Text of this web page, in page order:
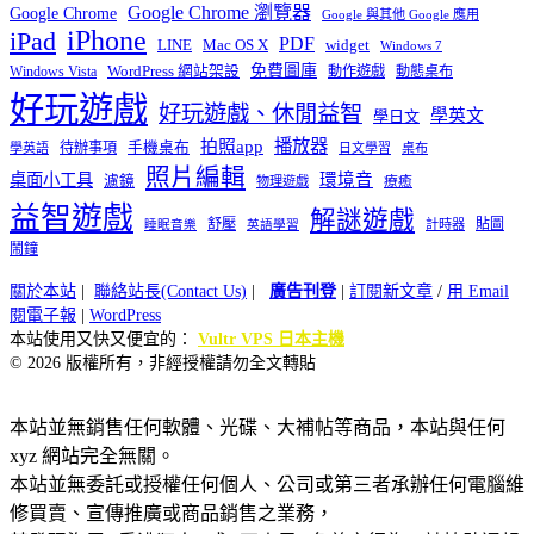
Google Chrome Google Chrome 瀏覽器 Google 與其他 Google 應用
iPad iPhone LINE Mac OS X PDF widget Windows 7
Windows Vista WordPress 網站架設 免費圖庫 動作遊戲 動態桌布
好玩遊戲 好玩遊戲、休閒益智 學日文 學英文
學英語 待辦事項 手機桌布 拍照app 播放器 日文學習 桌布
桌面小工具 濾鏡 照片編輯 物理遊戲 環境音 療癒
益智遊戲 睡眠音樂 舒壓 英語學習 解謎遊戲 計時器
貼圖
鬧鐘
關於本站 | 聯絡站長(Contact Us) | 廣告刊登| 訂閱新文章 / 用 Email
閱電子報 | WordPress
本站使用又快又便宜的： Vultr VPS 日本主機
© 2026 版權所有，非經授權請勿全文轉貼
本站並無銷售任何軟體、光碟、大補帖等商品，本站與任何
xyz 網站完全無關。
本站並無委託或授權任何個人、公司或第三者承辦任何電腦維
修買賣、宣傳推廣或商品銷售之業務，